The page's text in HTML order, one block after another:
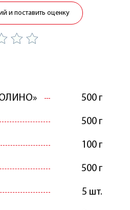
и поставить оценку
500 г
500 г
100 г
500 г
5 шт.